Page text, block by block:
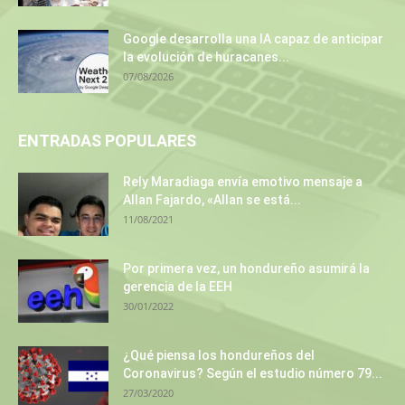
Google desarrolla una IA capaz de anticipar
la evolución de huracanes...
07/08/2026
ENTRADAS POPULARES
Rely Maradiaga envía emotivo mensaje a
Allan Fajardo, «Allan se está...
11/08/2021
Por primera vez, un hondureño asumirá la
gerencia de la EEH
30/01/2022
¿Qué piensa los hondureños del
Coronavirus? Según el estudio número 79...
27/03/2020